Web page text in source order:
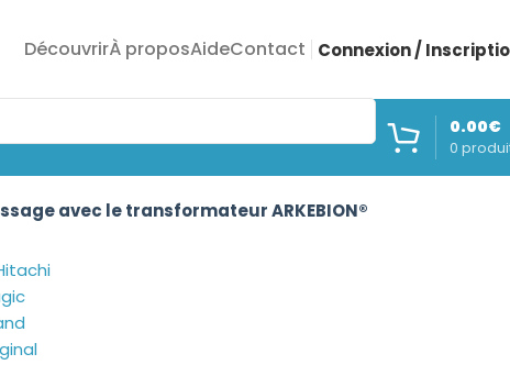
DécouvrirÀ proposAideContact Connexion /
0
0.00€
avec le transformateur ARKEBION®